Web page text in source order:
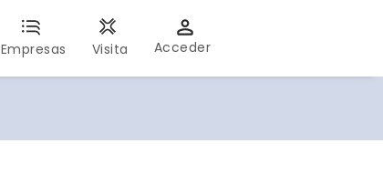
Empresas Visita Acceder